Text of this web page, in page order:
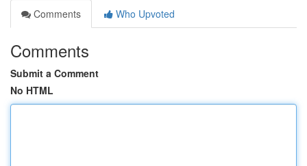
Comments
Who Upvoted
Comments
Submit a Comment
No HTML